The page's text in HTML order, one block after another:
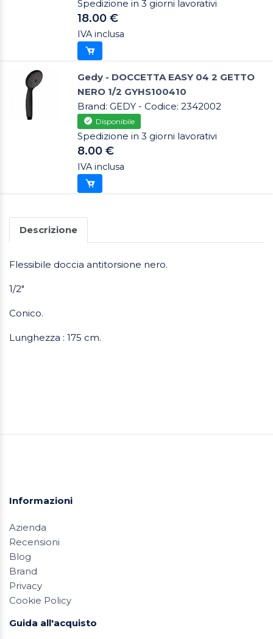
Spedizione in 3 giorni lavorativi
18.00 €
IVA inclusa
Gedy - DOCCETTA EASY 04 2 GETTO
NERO 1/2 GYHS100410
Brand: GEDY - Codice: 2342002
Disponibile
Spedizione in 3 giorni lavorativi
8.00 €
IVA inclusa
Descrizione
Flessibile doccia antitorsione nero.
1/2"
Conico.
Lunghezza : 175 cm.
Informazioni
Azienda
Recensioni
Blog
Brand
Privacy
Cookie Policy
Guida all'acquisto